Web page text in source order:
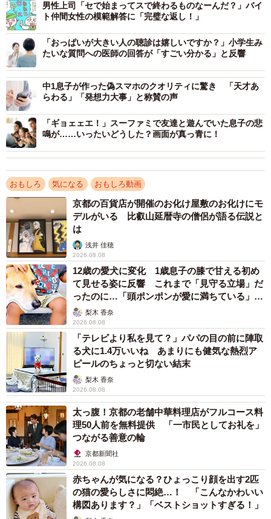
何やら黒いものが飛来！（赤丸の部分） ※人生いちかパチかさんのX動
画より抜粋
すると、画面左方から、何やら黒い物体（画像の赤丸の部
分）が飛来してきました。それは一羽のカラス。
ベンチに降り立つと、ドリンクをクチバシでひょいと持ち
上げ（画像赤丸の部分）、そのまま飛び去ってしまいまし
ドリンクのボトルをひょいと持ち上げて――（赤丸の部分）。 ※人生い
ちかパチかさんのX動画より抜粋
男性上司「セで始まってスで終わるものなーんだ？」バイ
ト仲間女性の模範解答に「完璧な返し！」
「おっぱいが大きい人の聴診は嬉しいですか？」小学生み
たいな質問への医師の回答が「すごい分かる」と反響
中1息子が作った偽スマホのクオリティに驚き 「天才あ
らわる」「発想力大事」と称賛の声
「ギョェェエ！」スーファミで友達と遊んでいた息子の悲
鳴が……いったいどうした？画面が真っ青に！
おもしろ 気になる おもしろ動画
京都の百貨店が開催のお化け屋敷のお化けにモ
デルがいる 比叡山延暦寺の僧侶が語る伝説と
は
浅井 佳穂
2026.08.08
12歳の愛犬に変化 1歳息子の膝で甘える初め
て見せる姿に反響 これまで「見守る立場」だ
ったのに…「頭ポンポンが愛に満ちている」
「尊…」
梨木 香奈
2026.08.08
「テレビより私を見て？」パパの目の前に陣取
る犬に1.4万いいね あまりにも健気な熱烈ア
ピールのちょっと切ない結末
梨木 香奈
2026.08.08
太っ腹！京都の老舗中華料理店がフルコース料
理50人前を無料提供 「一市民としてお礼を」
つながる善意の輪
京都新聞社
2026.08.08
赤ちゃんが気になる？ひょっこり顔を出す2匹
の猫の愛らしさに悶絶…！ 「こんなかわいい
構図あります？」「ベストショットすぎる！」